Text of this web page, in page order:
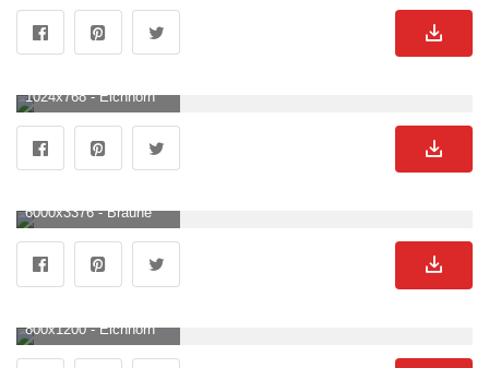
1024x768 - Eichhörnchen Wernigerode, Wernigerode. Eichhornchen Hintergrund für Desktop.
6000x3376 - Braunes Eichhörnchen Auf Ast Des Baumes · Kostenloses Stock Foto. Eichhornchen Bild.
800x1200 - Eichhörnchen Mit Menschlichen Gesten. Eichhornchen Hintergrundbild.